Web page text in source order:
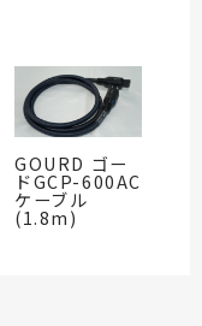
GOURD ゴー
ドGCP-600AC
ケーブル
(1.8m)